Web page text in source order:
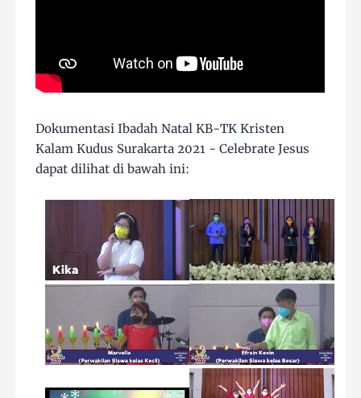
Dokumentasi Ibadah Natal KB-TK Kristen
Kalam Kudus Surakarta 2021 - Celebrate Jesus
dapat dilihat di bawah ini: